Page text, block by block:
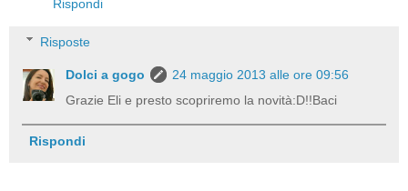
Rispondi
Risposte
Dolci a gogo
24 maggio 2013 alle ore 09:56
Grazie Eli e presto scopriremo la novità:D!!Baci
Rispondi